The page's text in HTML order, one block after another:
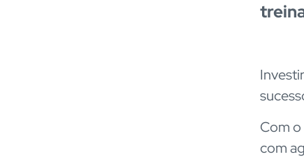
Com
com